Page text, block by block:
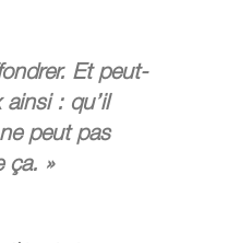
Et peut-
: qu’il
peut pas
ça. »